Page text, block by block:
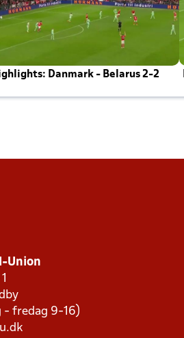
Danmark - Belarus 2-2
Union
- fredag 9-16)